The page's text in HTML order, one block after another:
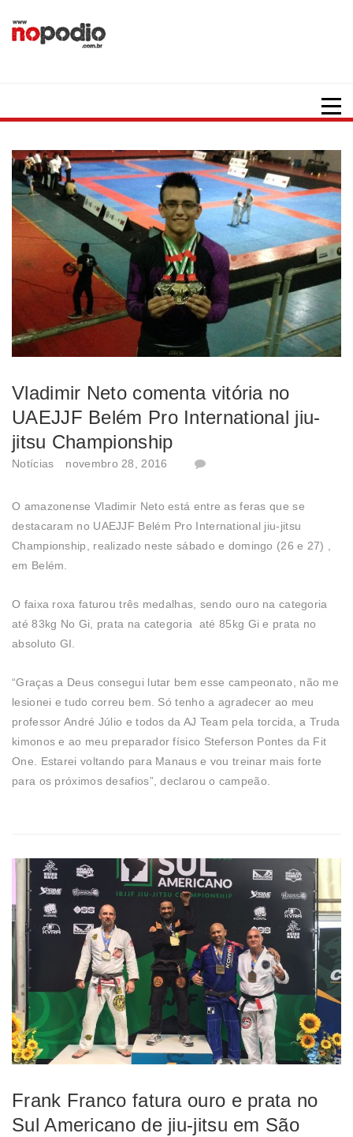
Vladimir Neto comenta vitória no
UAEJJF Belém Pro International jiu-
jitsu Championship
Notícias novembro 28, 2016
O amazonense Vladimir Neto está entre as feras que se
destacaram no UAEJJF Belém Pro International jiu-jitsu
Championship, realizado neste sábado e domingo (26 e 27) ,
em Belém.
O faixa roxa faturou três medalhas, sendo ouro na categoria
até 83kg No Gi, prata na categoria até 85kg Gi e prata no
absoluto GI.
“Graças a Deus consegui lutar bem esse campeonato, não me
lesionei e tudo correu bem. Só tenho a agradecer ao meu
professor André Júlio e todos da AJ Team pela torcida, a Truda
kimonos e ao meu preparador físico Steferson Pontes da Fit
One. Estarei voltando para Manaus e vou treinar mais forte
para os próximos desafios”, declarou o campeão.
Frank Franco fatura ouro e prata no
Sul Americano de jiu-jitsu em São